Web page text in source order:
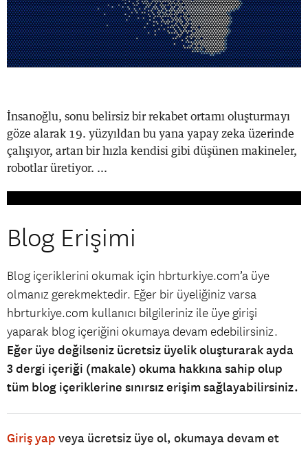
İnsanoğlu, sonu belirsiz bir rekabet ortamı oluşturmayı
göze alarak 19. yüzyıldan bu yana yapay zeka üzerinde
çalışıyor, artan bir hızla kendisi gibi düşünen makineler,
robotlar üretiyor. ...
Blog Erişimi
Blog içeriklerini okumak için hbrturkiye.com’a üye
olmanız gerekmektedir. Eğer bir üyeliğiniz varsa
hbrturkiye.com kullanıcı bilgileriniz ile üye girişi
yaparak blog içeriğini okumaya devam edebilirsiniz.
Eğer üye değilseniz ücretsiz üyelik oluşturarak ayda
3 dergi içeriği (makale) okuma hakkına sahip olup
tüm blog içeriklerine sınırsız erişim sağlayabilirsiniz.
Giriş yap veya ücretsiz üye ol, okumaya devam et